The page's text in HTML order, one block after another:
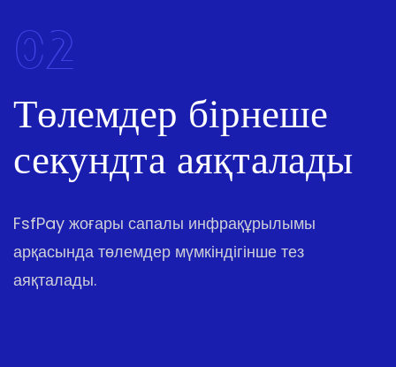
02
Төлемдер бірнеше
секундта аяқталады
FsfPay жоғары сапалы инфрақұрылымы
арқасында төлемдер мүмкіндігінше тез
аяқталады.